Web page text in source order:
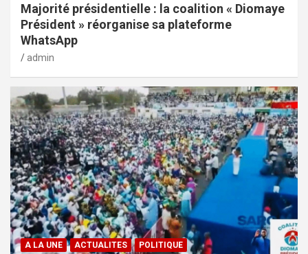
Majorité présidentielle : la coalition « Diomaye
Président » réorganise sa plateforme
WhatsApp
admin
A LA UNE ACTUALITES POLITIQUE